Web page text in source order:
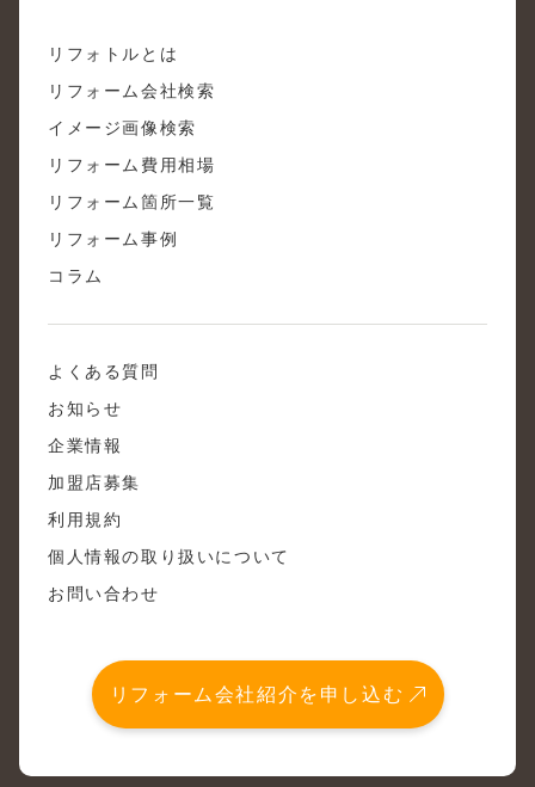
リフォトルとは
リフォーム会社検索
イメージ画像検索
リフォーム費用相場
リフォーム箇所一覧
リフォーム事例
コラム
よくある質問
お知らせ
企業情報
加盟店募集
利用規約
個人情報の取り扱いについて
お問い合わせ
リフォーム会社紹介を申し込む